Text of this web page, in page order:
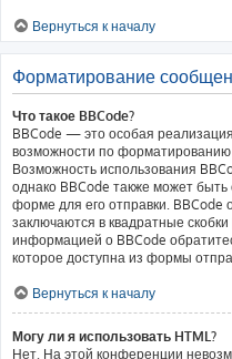
Вернуться к началу
Форматирование
Что такое BBCode?
BBCode — это особая
возможности по
Возможность использования
однако BBCode также может
форме для его отправки. BBCode
заключаются в квадратные
информацией о BBCode
которое доступна из формы
Вернуться к началу
Могу ли я использовать HTML?
Нет. На этой конференции